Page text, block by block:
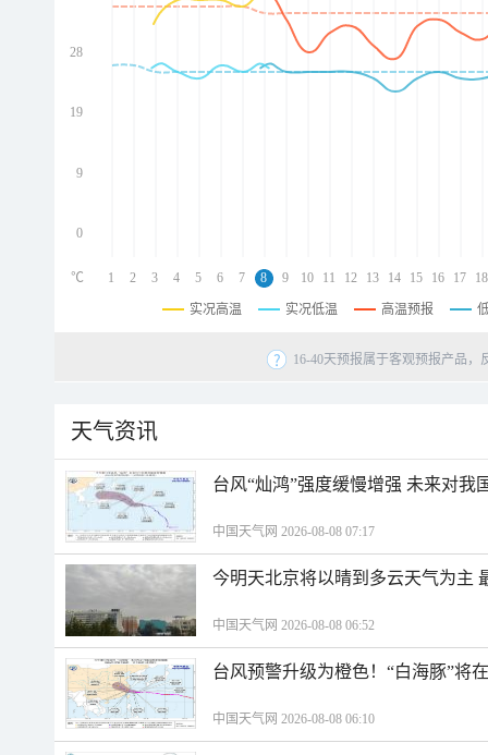
28
19
9
0
1 2 3 4 5 6 7 8 9 10 11 12 13 14 15 16 17 18
℃
实况高温 实况低温 高温预报
16-40天预报属于客观预报产品
天气资讯
台风“灿鸿”强度缓慢增强 未来对我
中国天气网 2026-08-08 07:17
今明天北京将以晴到多云天气为主
中国天气网 2026-08-08 06:52
台风预警升级为橙色！“白海豚”将
中国天气网 2026-08-08 06:10